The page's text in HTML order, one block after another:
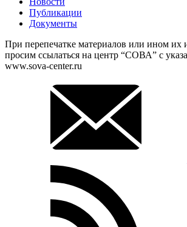
Публикации
Документы
При перепечатке материалов или ином их
просим ссылаться на центр “СОВА” с
www.sova-center.ru